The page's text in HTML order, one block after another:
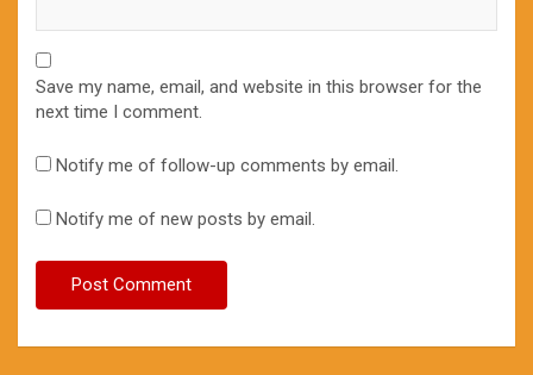
Save my name, email, and website in this browser for the
next time I comment.
Notify me of follow-up comments by email.
Notify me of new posts by email.